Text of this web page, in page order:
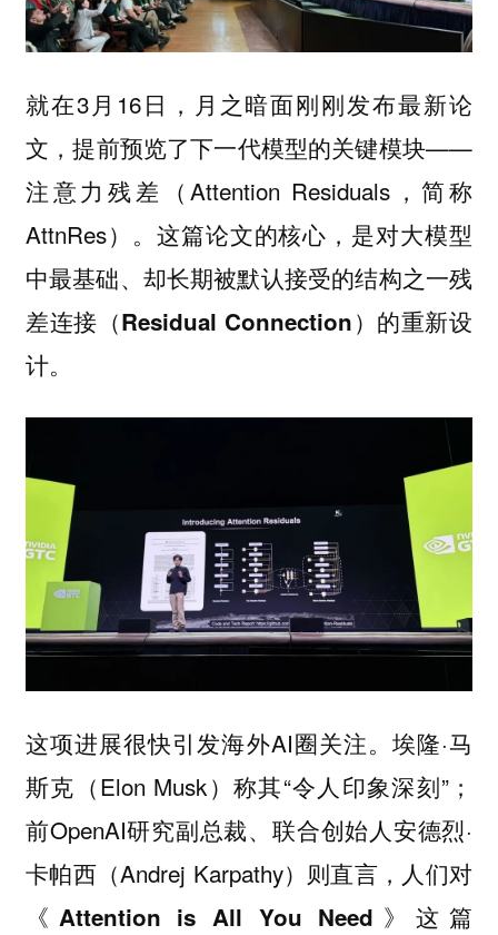
就在3月16日，月之暗面刚刚发布最新论
文，提前预览了下一代模型的关键模块——
注意力残差
（Attention Residuals，简称
AttnRes）。 这篇论文的核心，是对大模型
中最基础、却长期被默认接受的结构之一残
差连接（Residual Connection）的重新设
计。
这项进展很快引发海外AI圈关注。埃隆·马
斯克（Elon Musk）称其“令人印象深刻”；
前OpenAI研究副总裁、联合创始人安德烈·
卡帕西（Andrej Karpathy）则直言， 人们对
《Attention is All You Need》这篇